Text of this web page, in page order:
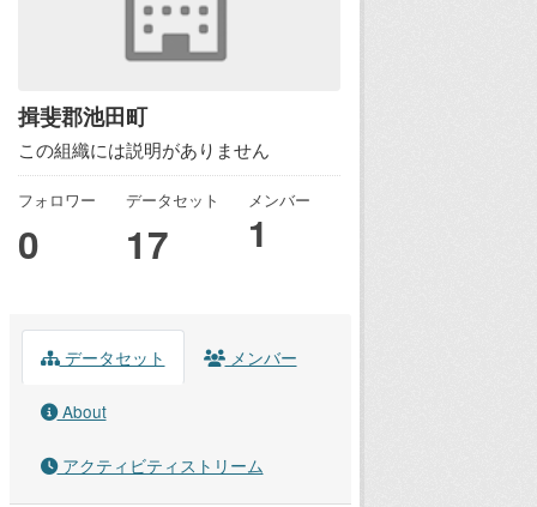
揖斐郡池田町
この組織には説明がありません
フォロワー
0
データセット
17
メンバー
1
データセット メンバー
About
アクティビティストリーム